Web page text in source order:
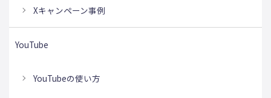
Xキャンペーン事例
YouTube
YouTubeの使い方